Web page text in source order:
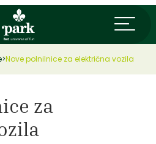
>Nove polnilnice za električna vozila
za